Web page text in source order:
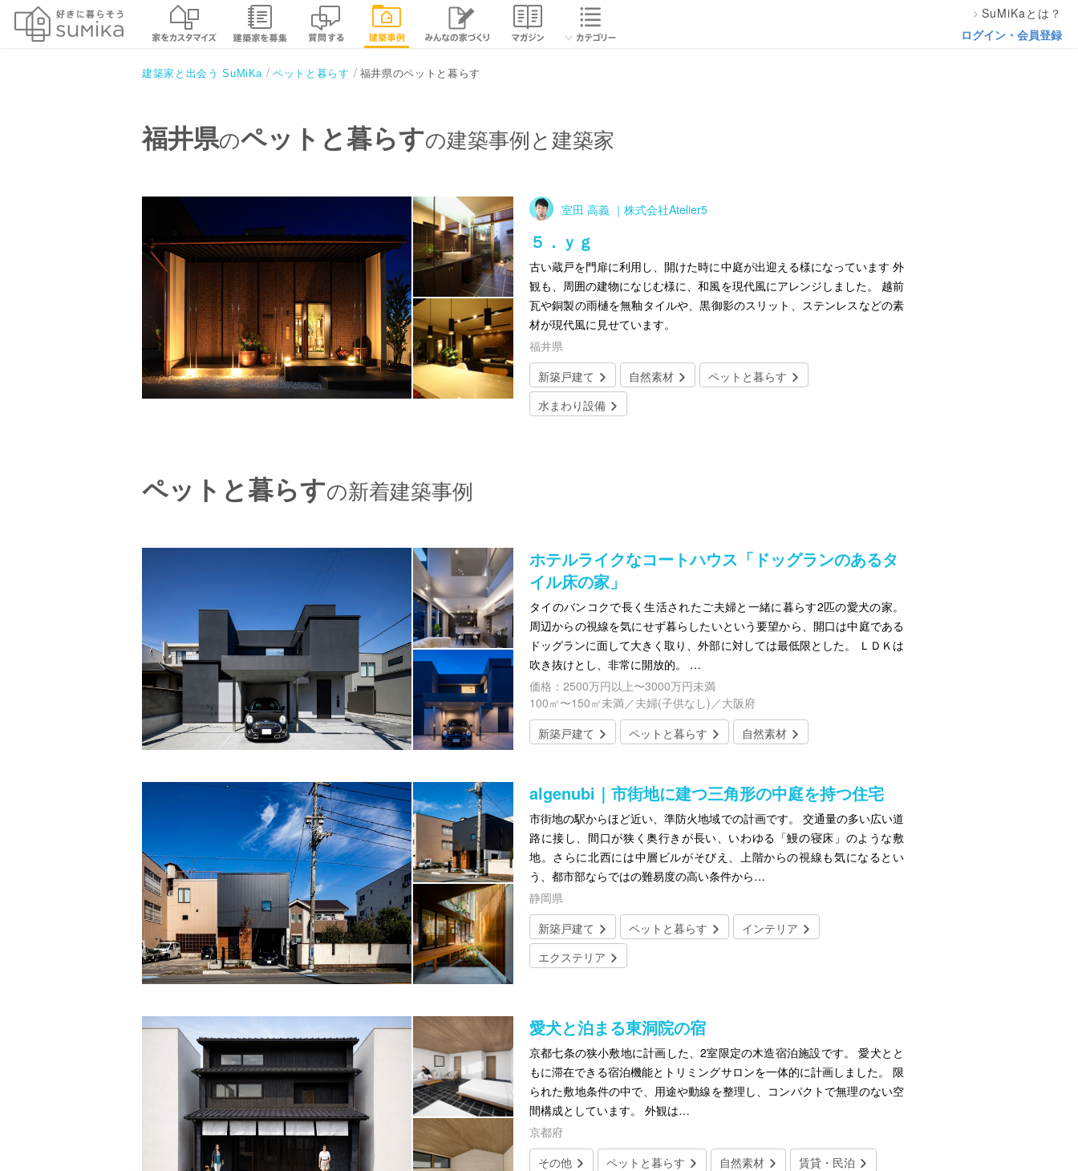
SuMiKaとは？
ログイン・会員登録
建築家と出会う SuMiKa ペットと暮らす 福井県のペットと暮らす
福井県のペットと暮らすの建築事例と建築家
室田 高義 ｜株式会社Atelier5
５．ｙｇ
古い蔵戸を門扉に利用し、開けた時に中庭が出迎える様になっています 外
観も、周囲の建物になじむ様に、和風を現代風にアレンジしました。 越前
瓦や銅製の雨樋を無釉タイルや、黒御影のスリット、ステンレスなどの素
材が現代風に見せています。
福井県
新築戸建て
自然素材
ペットと暮らす
水まわり設備
ペットと暮らすの新着建築事例
ホテルライクなコートハウス「ドッグランのあるタ
イル床の家」
タイのバンコクで長く生活されたご夫婦と一緒に暮らす2匹の愛犬の家。
周辺からの視線を気にせず暮らしたいという要望から、開口は中庭である
ドッグランに面して大きく取り、外部に対しては最低限とした。 ＬＤＫは
吹き抜けとし、非常に開放的。 …
価格：2500万円以上〜3000万円未満
100㎡〜150㎡未満／夫婦(子供なし)／大阪府
新築戸建て
ペットと暮らす 自然素材
algenubi｜市街地に建つ三角形の中庭を持つ住宅
市街地の駅からほど近い、準防火地域での計画です。 交通量の多い広い道
路に接し、間口が狭く奥行きが長い、いわゆる「鰻の寝床」のような敷
地。さらに北西には中層ビルがそびえ、上階からの視線も気になるとい
う、都市部ならではの難易度の高い条件から…
静岡県
新築戸建て
ペットと暮らす
インテリア
エクステリア
愛犬と泊まる東洞院の宿
京都七条の狭小敷地に計画した、2室限定の木造宿泊施設です。 愛犬とと
もに滞在できる宿泊機能とトリミングサロンを一体的に計画しました。 限
られた敷地条件の中で、用途や動線を整理し、コンパクトで無理のない空
間構成としています。 外観は…
京都府
その他
ペットと暮らす 自然素材 賃貸・民泊